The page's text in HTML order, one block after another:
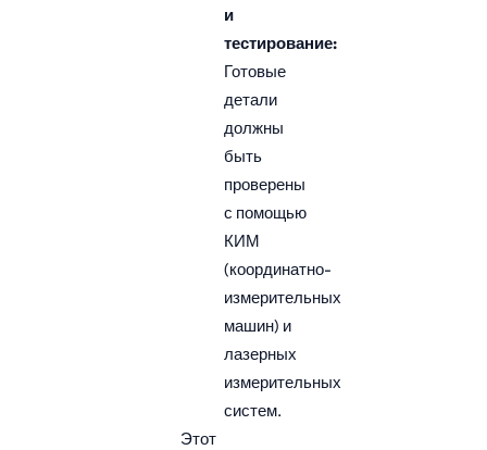
и
тестирование:
Готовые
детали
должны
быть
проверены
с помощью
КИМ
(координатно-
измерительных
машин) и
лазерных
измерительных
систем.
Этот